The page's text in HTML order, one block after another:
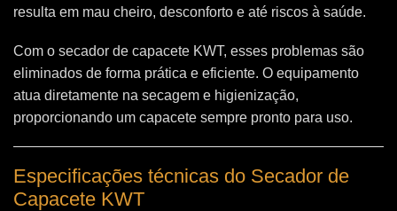
resulta em mau cheiro, desconforto e até riscos à saúde.
Com o secador de capacete KWT, esses problemas são
eliminados de forma prática e eficiente. O equipamento
atua diretamente na secagem e higienização,
proporcionando um capacete sempre pronto para uso.
Especificações técnicas do Secador de
Capacete KWT